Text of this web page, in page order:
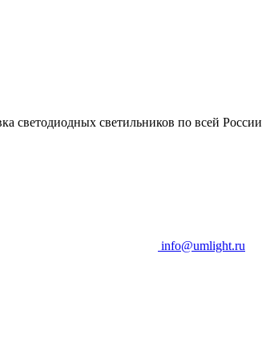
светодиодных светильников по всей России
info@umlight.ru